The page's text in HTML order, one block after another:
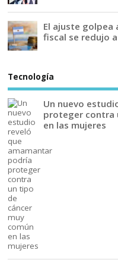
El ajuste golpea
fiscal se redujo
Tecnología
Un nuevo
proteger contra
en las mujeres